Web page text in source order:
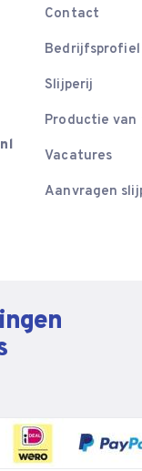
Contact
Bedrijfsprofiel
Slijperij
Productie van
Vacatures
Aanvragen